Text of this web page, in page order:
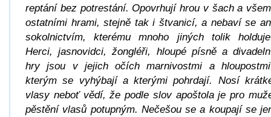
reptání bez potrestání. Opovrhují hrou v šach a
ostatními hrami, stejně tak i štvanicí, a nebaví se
sokolnictvím, kterému mnoho jiných tolik
Herci, jasnovidci, žongléři, hloupé písně a
hry jsou v jejich očích marnivostmi a
kterým se vyhýbají a kterými pohrdají. Nosí
vlasy neboť vědí, že podle slov apoštola je pro
pěstění vlasů potupným. Nečešou se a koupají se